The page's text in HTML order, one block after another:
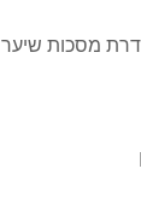
מסכות שיער